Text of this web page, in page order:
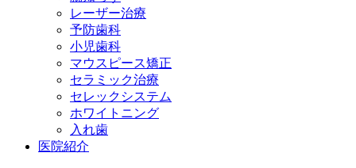
レーザー治療
予防歯科
小児歯科
マウスピース矯正
セラミック治療
セレックシステム
ホワイトニング
入れ歯
医院紹介